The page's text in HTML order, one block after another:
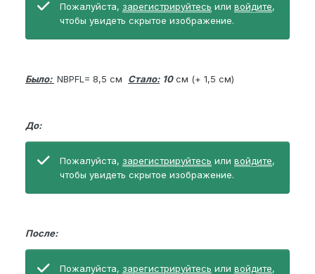
Пожалуйста, зарегистрируйтесь или войдите,
чтобы увидеть скрытое изображение.
Было: NBPFL= 8,5 см Стало: 10см (+ 1,5 см)
До:
Пожалуйста, зарегистрируйтесь или войдите,
чтобы увидеть скрытое изображение.
После:
Пожалуйста, зарегистрируйтесь или войдите,